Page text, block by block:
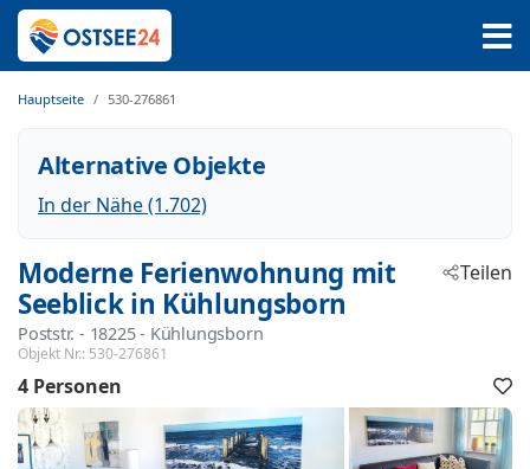
Hauptseite 530-276861
Alternative Objekte
In der Nähe (1.702)
Moderne Ferienwohnung mit
Seeblick in Kühlungsborn
Poststr. - 18225 - Kühlungsborn
Objekt Nr.: 530-276861
Teilen
4 Personen